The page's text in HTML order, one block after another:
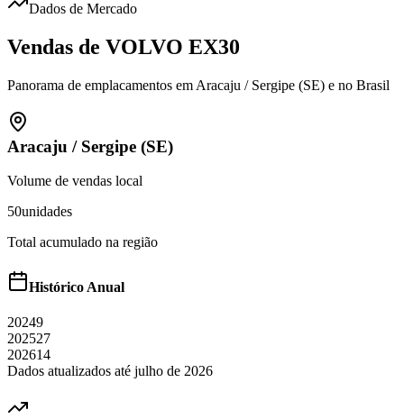
Dados de Mercado
Vendas de VOLVO EX30
Panorama de emplacamentos em Aracaju / Sergipe (SE) e no Brasil
Aracaju / Sergipe (SE)
Volume de vendas local
50unidades
Total acumulado na região
Histórico Anual
20249
202527
202614
Dados atualizados até julho de 2026